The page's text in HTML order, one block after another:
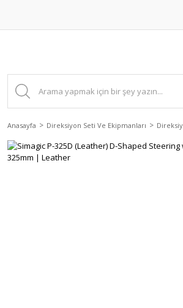
Anasayfa Direksiyon Seti Ve Ekipmanları